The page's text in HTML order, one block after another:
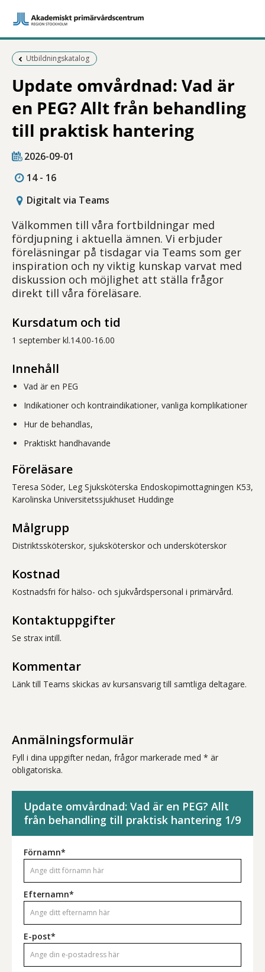
Föregående sida:
Utbildningskatalog
Update omvårdnad: Vad är
en PEG? Allt från behandling
till praktisk hantering
2026-09-01
14 - 16
Digitalt via Teams
Välkommen till våra fortbildningar med
fördjupning i aktuella ämnen. Vi erbjuder
föreläsningar på tisdagar via Teams som ger
inspiration och ny viktig kunskap varvat med
diskussion och möjlighet att ställa frågor
direkt till våra föreläsare.
Kursdatum och tid
1 september kl.14.00-16.00
Innehåll
Vad är en PEG
Indikationer och kontraindikationer, vanliga komplikationer
Hur de behandlas,
Praktiskt handhavande
Föreläsare
Teresa Söder, Leg Sjuksköterska Endoskopimottagningen K53,
Karolinska Universitetssjukhuset Huddinge
Målgrupp
Distriktssköterskor, sjuksköterskor och undersköterskor
Kostnad
Kostnadsfri för hälso- och sjukvårdspersonal i primärvård.
Kontaktuppgifter
Se strax intill.
Kommentar
Länk till Teams skickas av kursansvarig till samtliga deltagare.
Anmälningsformulär
Fyll i dina uppgifter nedan, frågor markerade med * är
obligatoriska.
Update omvårdnad: Vad är en PEG? Allt
från behandling till praktisk hantering 1/9
Förnamn*
Efternamn*
E-post*